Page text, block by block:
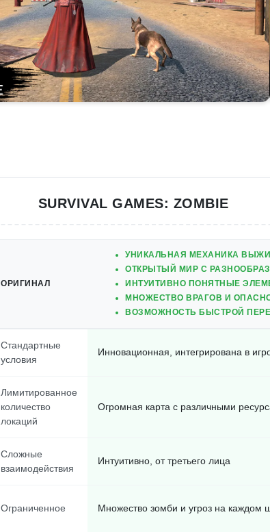
SURVIVAL GAMES: ZOMBIE
ОРИГИНАЛ
УНИКАЛЬНАЯ МЕХАНИКА
ОТКРЫТЫЙ МИР С
ИНТУИТИВНО ПОНЯТНЫЕ
МНОЖЕСТВО ВРАГОВ И
ВОЗМОЖНОСТЬ БЫСТРОЙ
Стандартные
условия
Инновационная, интегрирована в
Лимитированное
количество
локаций
Огромная карта с различными
Сложные
взаимодействия
Интуитивно, от третьего лица
Ограниченное Множество зомби и угроз на каждом